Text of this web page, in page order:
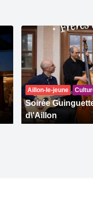
Aillon-le-jeune
Soirée
d\'Aillon